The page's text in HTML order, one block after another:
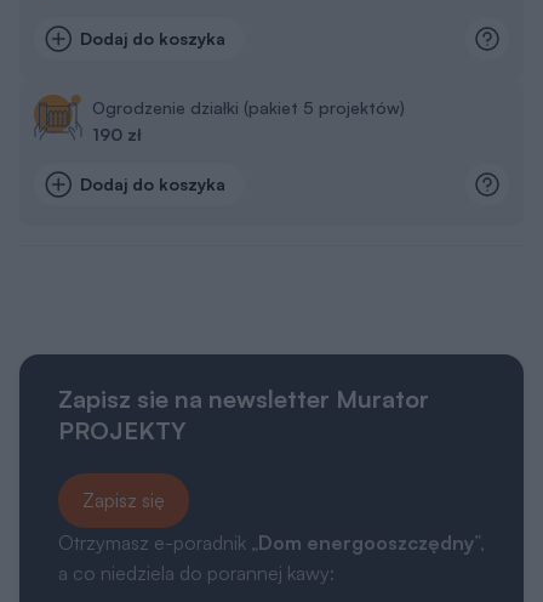
Dodaj do koszyka
Ogrodzenie działki (pakiet 5 projektów)
190 zł
Dodaj do koszyka
Zapisz sie na newsletter Murator
PROJEKTY
Zapisz się
Otrzymasz e-poradnik „Dom energooszczędny”,
a co niedziela do porannej kawy: